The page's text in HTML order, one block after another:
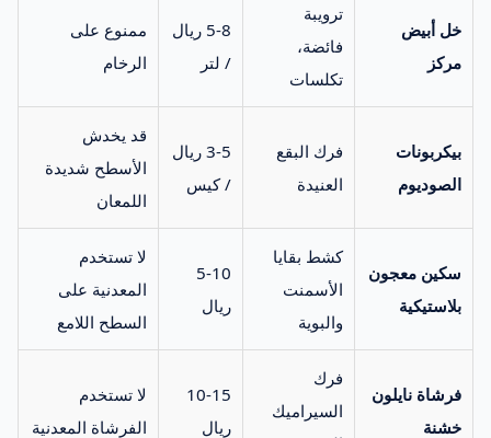
خل أبيض
مركز
ترويبة
فائضة،
تكلسات
5-8 ريال
/ لتر
ممنوع على
الرخام
بيكربونات
الصوديوم
فرك البقع
العنيدة
3-5 ريال
/ كيس
قد يخدش
الأسطح شديدة
اللمعان
سكين معجون
بلاستيكية
كشط بقايا
الأسمنت
والبوية
5-10
ريال
لا تستخدم
المعدنية على
السطح اللامع
فرشاة نايلون
خشنة
فرك
السيراميك
10-15
ريال
لا تستخدم
الفرشاة المعدنية